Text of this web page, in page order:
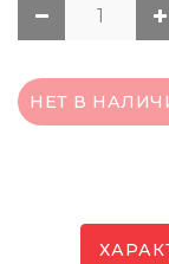
НЕТ В